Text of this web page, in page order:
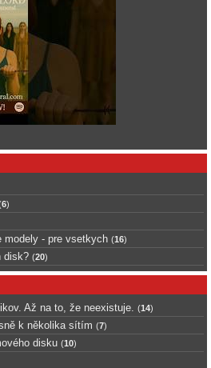
6)
modely - pre vsetkych (16)
disk? (20)
Až na to, že neexistuje. (14)
k několika sítím (7)
disku (10)